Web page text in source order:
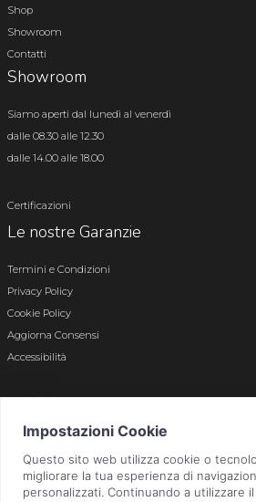
Shop
Showroom
Contatti
Showroom
Siamo aperti dal lunedì al venerdì
dalle 08.30 alle 12.30
dalle 14.00 alle 18.00
Certificazioni
Le nostre Garanzie
Termini e Condizioni
Privacy Policy
Cookie Policy
Aggiorna Consensi
Accessibilità
Bergamo n. 01496180165 · Capitale